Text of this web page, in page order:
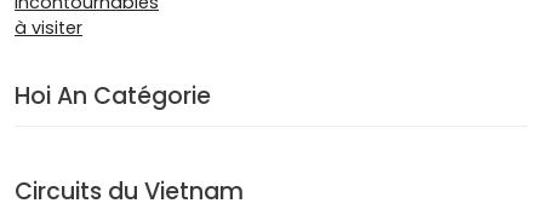
Hoi An Catégorie
Circuits du Vietnam